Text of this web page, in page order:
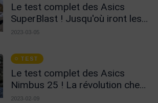
Le test complet des Asics
SuperBlast ! Jusqu'où iront les
marques ?
2023-03-05
TEST
Le test complet des Asics
Nimbus 25 ! La révolution chez
Asics ?
2023-02-09